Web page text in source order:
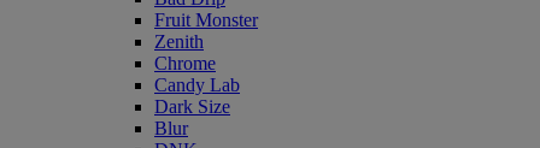
Fruit Monster
Zenith
Chrome
Candy Lab
Dark Size
Blur